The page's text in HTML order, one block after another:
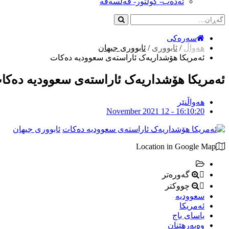
سەرەکی
هەواڵ / ئابووری / ئابووری جیهان
ئەمریکا هۆشداریەک ئاراستەی سعوودیە دەکات
ئەمریکا هۆشداریەک ئاراستەی سعوودیە
هەواڵنێر
November 2021 12 - 16:10:20
ئابووری جیهان
Location in Google Map
گەورەتر
چووکتر
سعوودیە
ئەمریکا
یاسای باج
وەبەرهێنان